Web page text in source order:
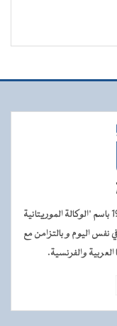
أنشئت الوكالة الموريتانية للأنباء في فاتح يوليو 1975 باسم "الوكالة الموريتانية
اليوم و بالتزامن مع
والفرنسية.